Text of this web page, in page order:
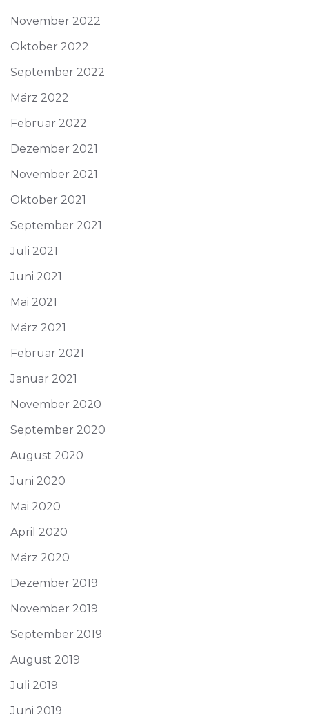
November 2022
Oktober 2022
September 2022
März 2022
Februar 2022
Dezember 2021
November 2021
Oktober 2021
September 2021
Juli 2021
Juni 2021
Mai 2021
März 2021
Februar 2021
Januar 2021
November 2020
September 2020
August 2020
Juni 2020
Mai 2020
April 2020
März 2020
Dezember 2019
November 2019
September 2019
August 2019
Juli 2019
Juni 2019